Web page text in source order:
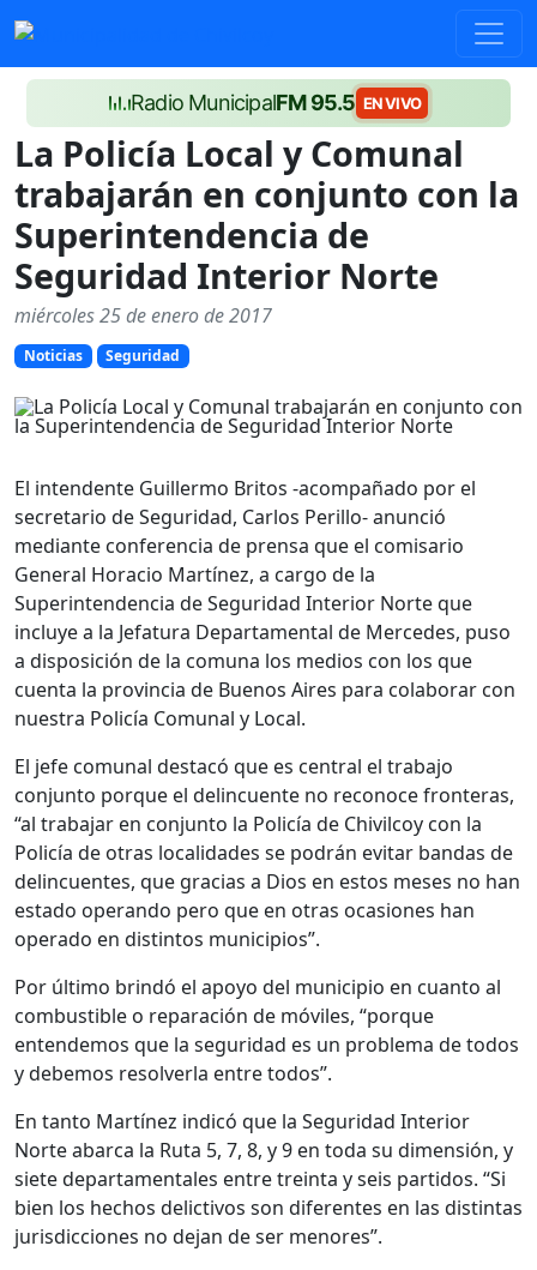
Radio MunicipalFM 95.5 EN VIVO
La Policía Local y Comunal
trabajarán en conjunto con la
Superintendencia de
Seguridad Interior Norte
miércoles 25 de enero de 2017
Noticias Seguridad
El intendente Guillermo Britos -acompañado por el
secretario de Seguridad, Carlos Perillo- anunció
mediante conferencia de prensa que el comisario
General Horacio Martínez, a cargo de la
Superintendencia de Seguridad Interior Norte que
incluye a la Jefatura Departamental de Mercedes, puso
a disposición de la comuna los medios con los que
cuenta la provincia de Buenos Aires para colaborar con
nuestra Policía Comunal y Local.
El jefe comunal destacó que es central el trabajo
conjunto porque el delincuente no reconoce fronteras,
“al trabajar en conjunto la Policía de Chivilcoy con la
Policía de otras localidades se podrán evitar bandas de
delincuentes, que gracias a Dios en estos meses no han
estado operando pero que en otras ocasiones han
operado en distintos municipios”.
Por último brindó el apoyo del municipio en cuanto al
combustible o reparación de móviles, “porque
entendemos que la seguridad es un problema de todos
y debemos resolverla entre todos”.
En tanto Martínez indicó que la Seguridad Interior
Norte abarca la Ruta 5, 7, 8, y 9 en toda su dimensión, y
siete departamentales entre treinta y seis partidos. “Si
bien los hechos delictivos son diferentes en las distintas
jurisdicciones no dejan de ser menores”.